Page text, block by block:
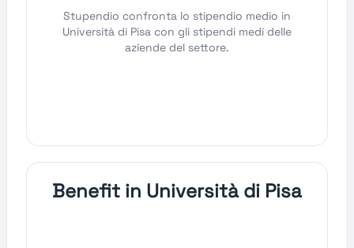
Stupendio confronta lo stipendio medio in
Università di Pisa con gli stipendi medi delle
aziende del settore.
Benefit in Università di Pisa